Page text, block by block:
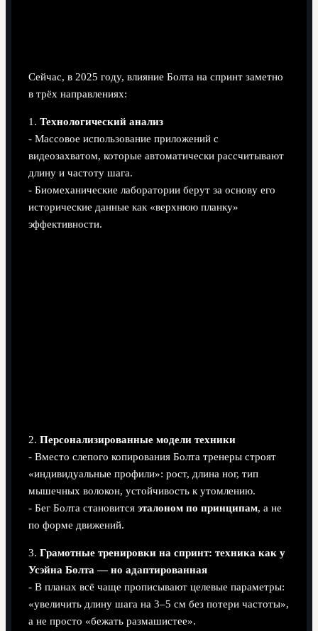
Сейчас, в 2025 году, влияние Болта на спринт заметно
в трёх направлениях:
1. Технологический анализ
- Массовое использование приложений с
видеозахватом, которые автоматически рассчитывают
длину и частоту шага.
- Биомеханические лаборатории берут за основу его
исторические данные как «верхнюю планку»
эффективности.
2. Персонализированные модели техники
- Вместо слепого копирования Болта тренеры строят
«индивидуальные профили»: рост, длина ног, тип
мышечных волокон, устойчивость к утомлению.
- Бег Болта становится эталоном по принципам, а не
по форме движений.
3. Грамотные тренировки на спринт: техника как у
Усэйна Болта — но адаптированная
- В планах всё чаще прописывают целевые параметры:
«увеличить длину шага на 3–5 см без потери частоты»,
а не просто «бежать размашистее».